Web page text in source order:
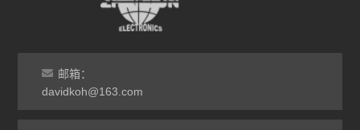
邮箱：
davidkoh@163.com